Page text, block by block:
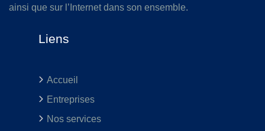
ainsi que sur l’Internet dans son ensemble.
Liens
Accueil
Entreprises
Nos services